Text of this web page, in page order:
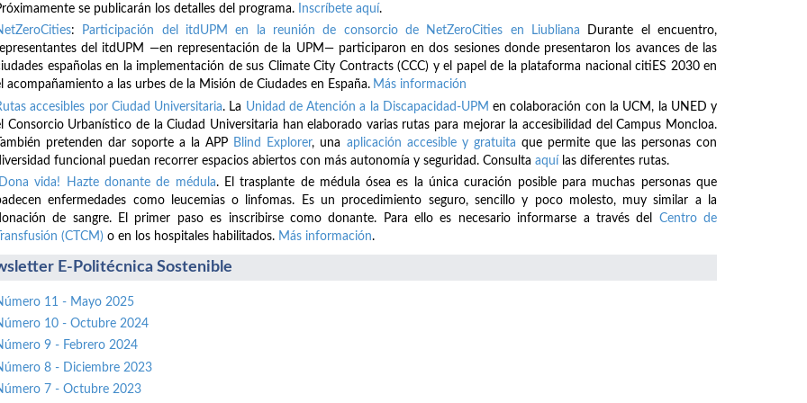
se publicarán los detalles del programa. Inscríbete aquí.
: Participación del itdUPM en la reunión de consorcio de NetZeroCities en Liubliana Durante el encuentro,
del itdUPM —en representación de la UPM— participaron en dos sesiones donde presentaron los avances de las
españolas en la implementación de sus Climate City Contracts (CCC) y el papel de la plataforma nacional citiES 2030 en
acompañamiento a las urbes de la Misión de Ciudades en España. Más información
accesibles por Ciudad Universitaria. La Unidad de Atención a la Discapacidad-UPM en colaboración con la UCM, la UNED y
Consorcio Urbanístico de la Ciudad Universitaria han elaborado varias rutas para mejorar la accesibilidad del Campus Moncloa.
pretenden dar soporte a la APP Blind Explorer, una aplicación accesible y gratuita que permite que las personas con
funcional puedan recorrer espacios abiertos con más autonomía y seguridad. Consulta aquí las diferentes rutas.
vida! Hazte donante de médula. El trasplante de médula ósea es la única curación posible para muchas personas que
enfermedades como leucemias o linfomas. Es un procedimiento seguro, sencillo y poco molesto, muy similar a la
de sangre. El primer paso es inscribirse como donante. Para ello es necesario informarse a través del Centro de
(CTCM) o en los hospitales habilitados. Más información.
E-Politécnica Sostenible
11 - Mayo 2025
10 - Octubre 2024
9 - Febrero 2024
8 - Diciembre 2023
7 - Octubre 2023